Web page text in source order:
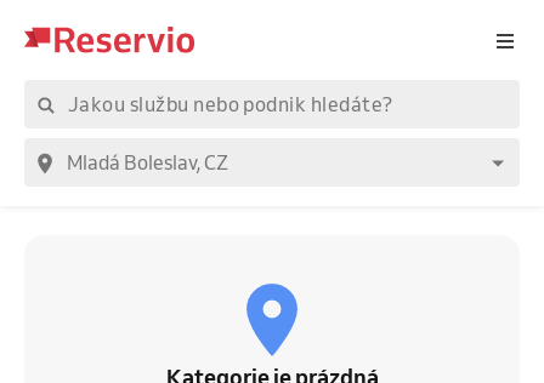
Kategorie je prázdná